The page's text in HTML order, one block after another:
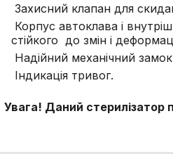
Захисний клапан для
Корпус автоклава і
стійкого до змін і
Надійний механічний
Індикація тривог.
Увага! Даний